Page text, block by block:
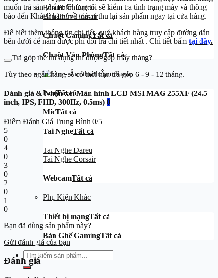
Bàn Phím Dareu
Bàn Phím Corsair
Chuột GamingTất cả
Chuột Văn PhòngTất cả
Âm thanh
LoaTất cả
MicTất cả
Tai NgheTất cả
Tai Nghe Dareu
Tai Nghe Corsair
WebcamTất cả
Phụ Kiện Khác
Thiết bị mạngTất cả
Bàn Ghế GamingTất cả
Tìm
kiếm:
muốn trả sản phẩm: Chúng tôi sẽ kiểm tra tình trạng máy và thông
báo đến Khách hàng về giá trị thu lại sản phẩm ngay tại cửa hàng.
Để biết thêm thông tin chi tiết, quý khách hàng truy cập đường dẫn
bên dưới để nắm được phí đổi trả chi tiết nhất . Chi tiết bấm tại đây.
Trả góp thẻ tín dụng thì được góp mấy tháng?
Tùy theo ngân hàng sẽ có thời hạn trả góp 6 - 9 - 12 tháng.
Đánh giá & Nhận xét Màn hình LCD MSI MAG 255XF (24.5
inch, IPS, FHD, 300Hz, 0.5ms) 0
Điểm Đánh Giá Trung Bình 0/5
5
0
4
0
3
0
2
0
1
0
Bạn đã dùng sản phẩm này?
Gửi đánh giá của bạn
Đánh giá